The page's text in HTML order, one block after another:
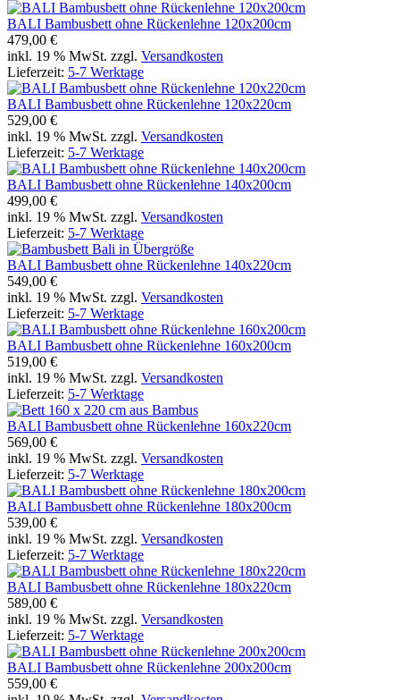
BALI Bambusbett ohne Rückenlehne 120x200cm
479,00 €
inkl. 19 % MwSt. zzgl. Versandkosten
Lieferzeit: 5-7 Werktage
BALI Bambusbett ohne Rückenlehne 120x220cm
529,00 €
inkl. 19 % MwSt. zzgl. Versandkosten
Lieferzeit: 5-7 Werktage
BALI Bambusbett ohne Rückenlehne 140x200cm
499,00 €
inkl. 19 % MwSt. zzgl. Versandkosten
Lieferzeit: 5-7 Werktage
BALI Bambusbett ohne Rückenlehne 140x220cm
549,00 €
inkl. 19 % MwSt. zzgl. Versandkosten
Lieferzeit: 5-7 Werktage
BALI Bambusbett ohne Rückenlehne 160x200cm
519,00 €
inkl. 19 % MwSt. zzgl. Versandkosten
Lieferzeit: 5-7 Werktage
BALI Bambusbett ohne Rückenlehne 160x220cm
569,00 €
inkl. 19 % MwSt. zzgl. Versandkosten
Lieferzeit: 5-7 Werktage
BALI Bambusbett ohne Rückenlehne 180x200cm
539,00 €
inkl. 19 % MwSt. zzgl. Versandkosten
Lieferzeit: 5-7 Werktage
BALI Bambusbett ohne Rückenlehne 180x220cm
589,00 €
inkl. 19 % MwSt. zzgl. Versandkosten
Lieferzeit: 5-7 Werktage
BALI Bambusbett ohne Rückenlehne 200x200cm
559,00 €